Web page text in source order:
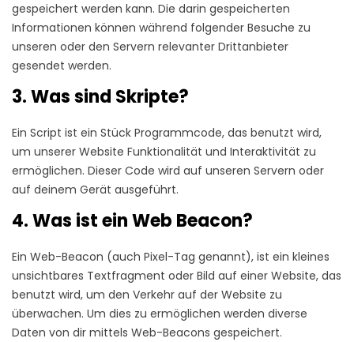
gespeichert werden kann. Die darin gespeicherten
Informationen können während folgender Besuche zu
unseren oder den Servern relevanter Drittanbieter
gesendet werden.
3. Was sind Skripte?
Ein Script ist ein Stück Programmcode, das benutzt wird,
um unserer Website Funktionalität und Interaktivität zu
ermöglichen. Dieser Code wird auf unseren Servern oder
auf deinem Gerät ausgeführt.
4. Was ist ein Web Beacon?
Ein Web-Beacon (auch Pixel-Tag genannt), ist ein kleines
unsichtbares Textfragment oder Bild auf einer Website, das
benutzt wird, um den Verkehr auf der Website zu
überwachen. Um dies zu ermöglichen werden diverse
Daten von dir mittels Web-Beacons gespeichert.